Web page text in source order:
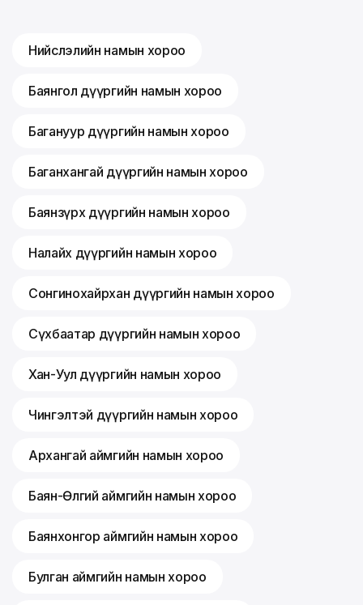
Нийслэлийн намын хороо
Баянгол дүүргийн намын хороо
Багануур дүүргийн намын хороо
Баганхангай дүүргийн намын хороо
Баянзүрх дүүргийн намын хороо
Налайх дүүргийн намын хороо
Сонгинохайрхан дүүргийн намын хороо
Сүхбаатар дүүргийн намын хороо
Хан-Уул дүүргийн намын хороо
Чингэлтэй дүүргийн намын хороо
Архангай аймгийн намын хороо
Баян-Өлгий аймгийн намын хороо
Баянхонгор аймгийн намын хороо
Булган аймгийн намын хороо